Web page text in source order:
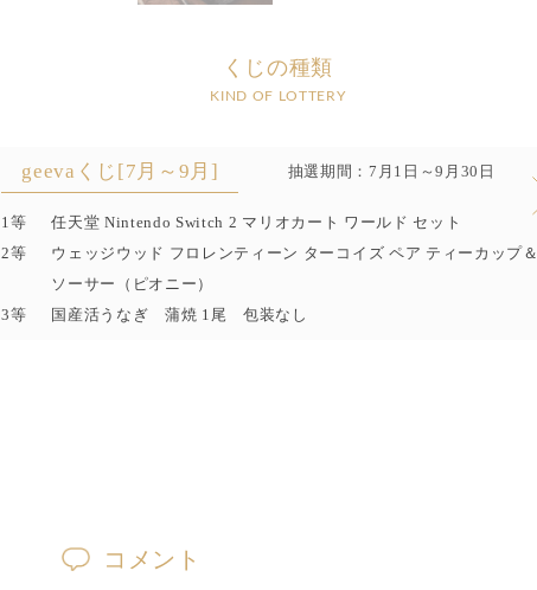
くじの種類
KIND OF LOTTERY
geevaくじ[7月～9月] 抽選期間：7月1日～9月30日
1等
任天堂 Nintendo Switch 2 マリオカート ワールド セット
2等
ウェッジウッド フロレンティーン ターコイズ ペア ティーカップ＆
ソーサー（ピオニー）
3等
国産活うなぎ 蒲焼 1尾 包装なし
コメント